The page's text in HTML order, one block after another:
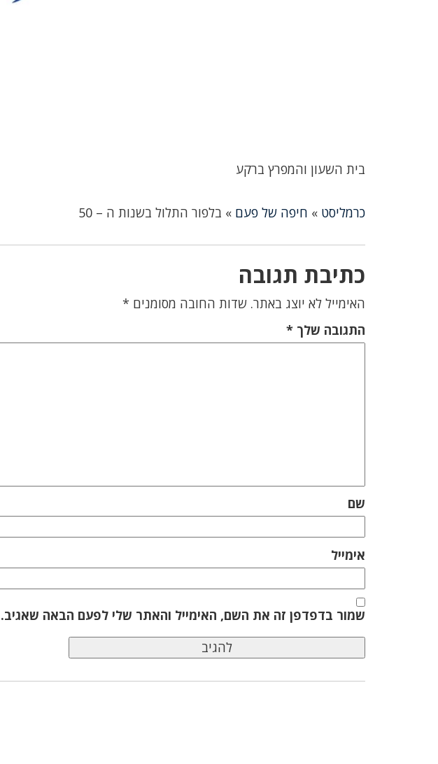
בית השעון והמפרץ ברקע
כרמליסט » חיפה של פעם » בלפור התלול בשנות ה – 50
כתיבת תגובה
האימייל לא יוצג באתר. שדות החובה מסומנים *
התגובה שלך*
שם
אימייל
שמור בדפדפן זה את השם, האימייל והאתר שלי לפעם הבאה שאגיב.